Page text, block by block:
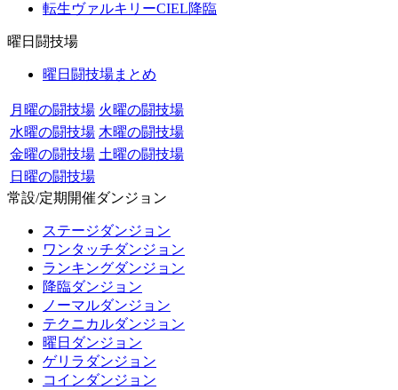
転生ヴァルキリーCIEL降臨
曜日闘技場
曜日闘技場まとめ
月曜の闘技場 火曜の闘技場
水曜の闘技場 木曜の闘技場
金曜の闘技場 土曜の闘技場
日曜の闘技場
常設/定期開催ダンジョン
ステージダンジョン
ワンタッチダンジョン
ランキングダンジョン
降臨ダンジョン
ノーマルダンジョン
テクニカルダンジョン
曜日ダンジョン
ゲリラダンジョン
コインダンジョン